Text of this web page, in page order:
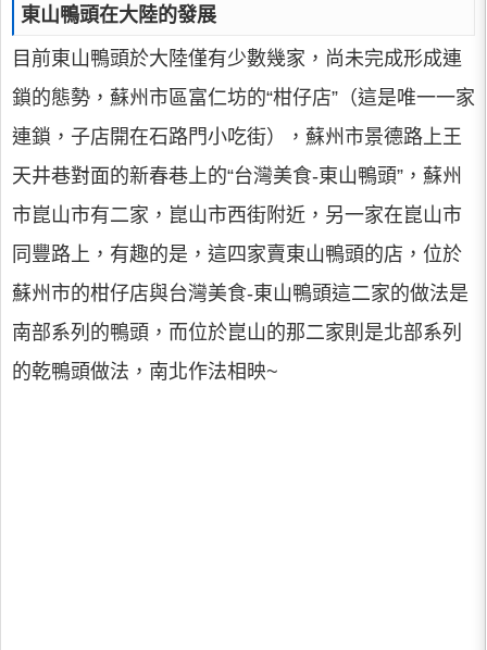
東山鴨頭在大陸的發展
目前東山鴨頭於大陸僅有少數幾家，尚未完成形成連
鎖的態勢，蘇州市區富仁坊的“柑仔店”（這是唯一一家
連鎖，子店開在石路門小吃街），蘇州市景德路上王
天井巷對面的新春巷上的“台灣美食-東山鴨頭”，蘇州
市崑山市有二家，崑山市西街附近，另一家在崑山市
同豐路上，有趣的是，這四家賣東山鴨頭的店，位於
蘇州市的柑仔店與台灣美食-東山鴨頭這二家的做法是
南部系列的鴨頭，而位於崑山的那二家則是北部系列
的乾鴨頭做法，南北作法相映~